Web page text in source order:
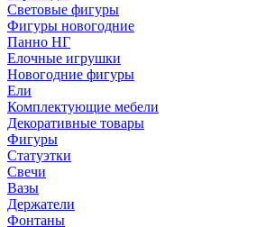
Световые фигуры
Фигуры новогодние
Панно НГ
Елочные игрушки
Новогодние фигуры
Ели
Комплектующие мебели
Декоративные товары
Фигуры
Статуэтки
Свечи
Вазы
Держатели
Фонтаны